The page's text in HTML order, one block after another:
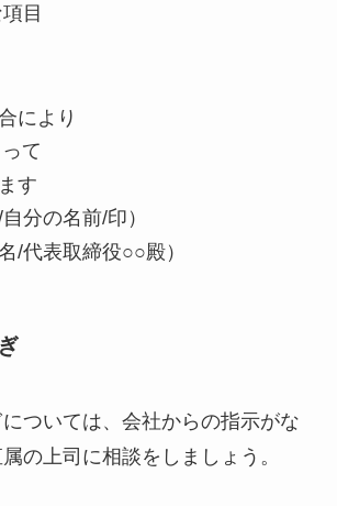
目
により
て
す
分の名前/印）
/代表取締役○○殿）
ついては、会社からの指示がな
の上司に相談をしましょう。